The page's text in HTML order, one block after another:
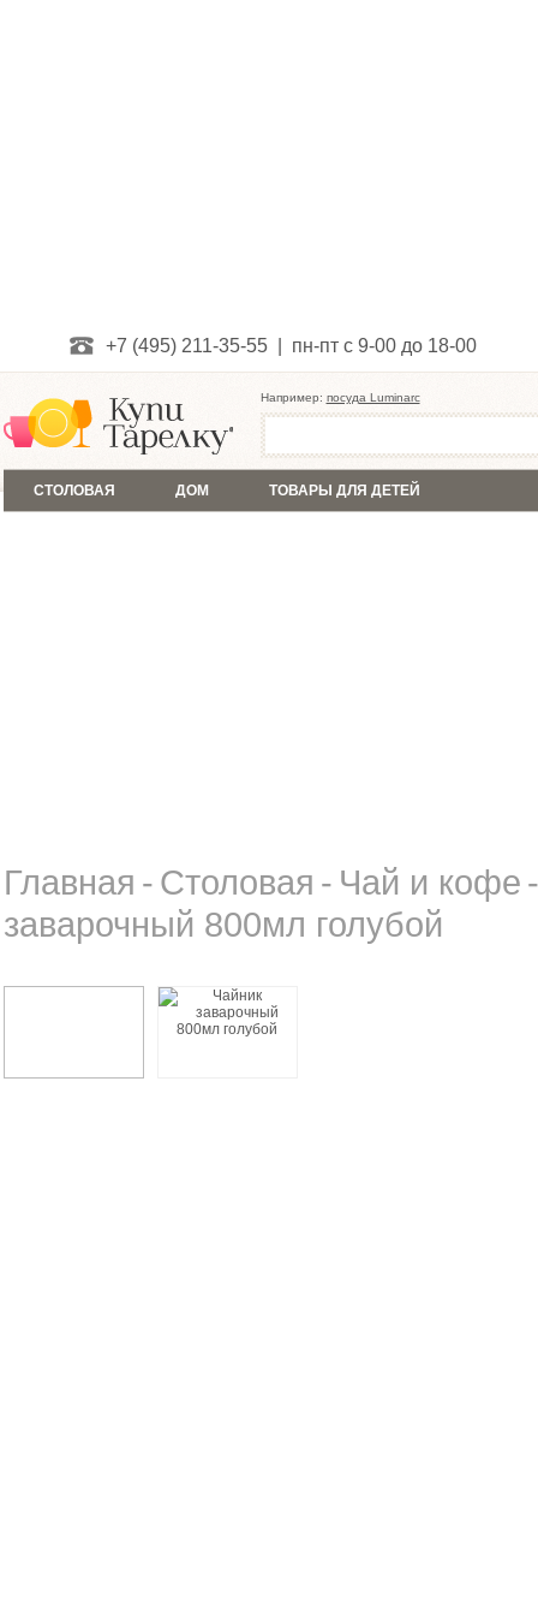
+7 (495) 211-35-55 | пн-пт с 9-00 до 18-00
Например: посуда Luminarc
СТОЛОВАЯ ДОМ ТОВАРЫ ДЛЯ ДЕТЕЙ
Главная - Столовая - Чай и кофе -
заварочный 800мл голубой